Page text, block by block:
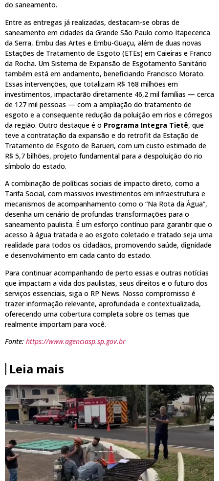
do saneamento.
Entre as entregas já realizadas, destacam-se obras de
saneamento em cidades da Grande São Paulo como Itapecerica
da Serra, Embu das Artes e Embu-Guaçu, além de duas novas
Estações de Tratamento de Esgoto (ETEs) em Caieiras e Franco
da Rocha. Um Sistema de Expansão de Esgotamento Sanitário
também está em andamento, beneficiando Francisco Morato.
Essas intervenções, que totalizam R$ 168 milhões em
investimentos, impactarão diretamente 46,2 mil famílias — cerca
de 127 mil pessoas — com a ampliação do tratamento de
esgoto e a consequente redução da poluição em rios e córregos
da região. Outro destaque é o Programa Integra Tietê, que
teve a contratação da expansão e do retrofit da Estação de
Tratamento de Esgoto de Barueri, com um custo estimado de
R$ 5,7 bilhões, projeto fundamental para a despoluição do rio
símbolo do estado.
A combinação de políticas sociais de impacto direto, como a
Tarifa Social, com massivos investimentos em infraestrutura e
mecanismos de acompanhamento como o “Na Rota da Água”,
desenha um cenário de profundas transformações para o
saneamento paulista. É um esforço contínuo para garantir que o
acesso à água tratada e ao esgoto coletado e tratado seja uma
realidade para todos os cidadãos, promovendo saúde, dignidade
e desenvolvimento em cada canto do estado.
Para continuar acompanhando de perto essas e outras notícias
que impactam a vida dos paulistas, seus direitos e o futuro dos
serviços essenciais, siga o RP News. Nosso compromisso é
trazer informação relevante, aprofundada e contextualizada,
oferecendo uma cobertura completa sobre os temas que
realmente importam para você.
Fonte: https://www.agenciasp.sp.gov.br
Leia mais